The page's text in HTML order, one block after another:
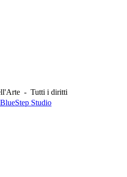
- Tutti i diritti
Studio